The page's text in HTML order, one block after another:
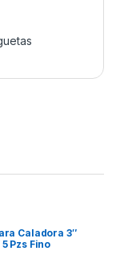
Caladora 3″
Pzs Fino